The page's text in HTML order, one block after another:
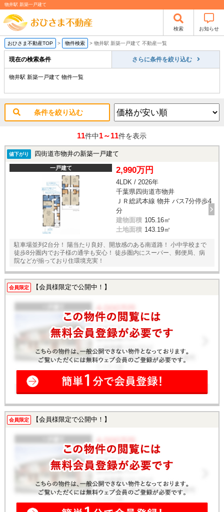
物井駅 新築一戸建て
検索 お知らせ
おひさま不動産TOP > 物件検索 > 物井駅 新築一戸建て 不動産一覧
現在の検索条件 さらに条件を絞り込む
物井駅 新築一戸建て 物件一覧
条件を絞り込む
11件中1～11件を表示
値下がり 四街道市物井の新築一戸建て
一戸建て 2,990万円
4LDK / 2026年
千葉県四街道市物井
ＪＲ総武本線 物井 バス7分停歩4
分
建物面積 105.16㎡
土地面積 143.19㎡
駐車場並列2台分！ 陽当たり良好、開放感のある南道路！ 小中学校まで
徒歩8分圏内でお子様の通学も安心！ 徒歩圏内にスーパー、郵便局、病
院などが揃っており住環境充実！
会員限定 【会員様限定で公開中！】
会員限定 【会員様限定で公開中！】